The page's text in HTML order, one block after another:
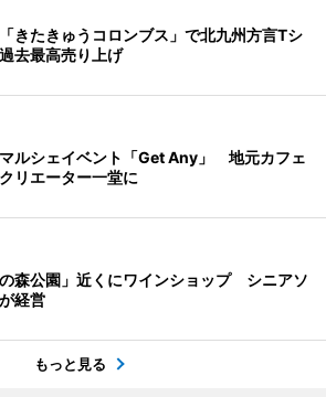
きたきゅうコロンブス」で北九州方言Tシ
去最高売り上げ
ルシェイベント「Get Any」 地元カフェ
リエーター一堂に
の森公園」近くにワインショップ シニアソ
経営
もっと見る